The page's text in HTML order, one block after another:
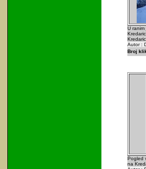
U ranim
Autor :
Broj
Pogled
na